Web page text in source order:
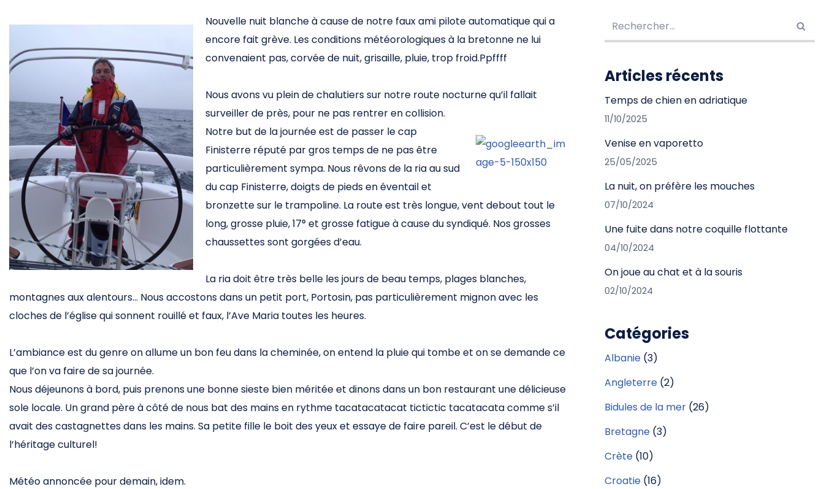
Nouvelle nuit blanche à cause de notre faux ami pilote automatique qui a
encore fait grève. Les conditions météorologiques à la bretonne ne lui
convenaient pas, corvée de nuit, grisaille, pluie, trop froid.Ppffff
Nous avons vu plein de chalutiers sur notre route nocturne qu’il fallait
surveiller de près, pour ne pas rentrer en collision.
Notre but de la journée est de passer le cap
Finisterre réputé par gros temps de ne pas être
particulièrement sympa. Nous rêvons de la ria au sud
du cap Finisterre, doigts de pieds en éventail et
bronzette sur le trampoline. La route est très longue, vent debout tout le
long, grosse pluie, 17° et grosse fatigue à cause du syndiqué. Nos grosses
chaussettes sont gorgées d’eau.
La ria doit être très belle les jours de beau temps, plages blanches,
montagnes aux alentours… Nous accostons dans un petit port, Portosin, pas particulièrement mignon avec les
cloches de l’église qui sonnent rouillé et faux, l’Ave Maria toutes les heures.
L’ambiance est du genre on allume un bon feu dans la cheminée, on entend la pluie qui tombe et on se demande ce
que l’on va faire de sa journée.
Nous déjeunons à bord, puis prenons une bonne sieste bien méritée et dinons dans un bon restaurant une délicieuse
sole locale. Un grand père à côté de nous bat des mains en rythme tacatacatacat tictictic tacatacata comme s’il
avait des castagnettes dans les mains. Sa petite fille le boit des yeux et essaye de faire pareil. C’est le début de
l’héritage culturel!
Météo annoncée pour demain, idem.
Articles récents
Temps de chien en adriatique
11/10/2025
Venise en vaporetto
25/05/2025
La nuit, on préfère les mouches
07/10/2024
Une fuite dans notre coquille flottante
04/10/2024
On joue au chat et à la souris
02/10/2024
Catégories
Albanie(3)
Angleterre(2)
Bidules de la mer(26)
Bretagne(3)
Crète(10)
Croatie(16)